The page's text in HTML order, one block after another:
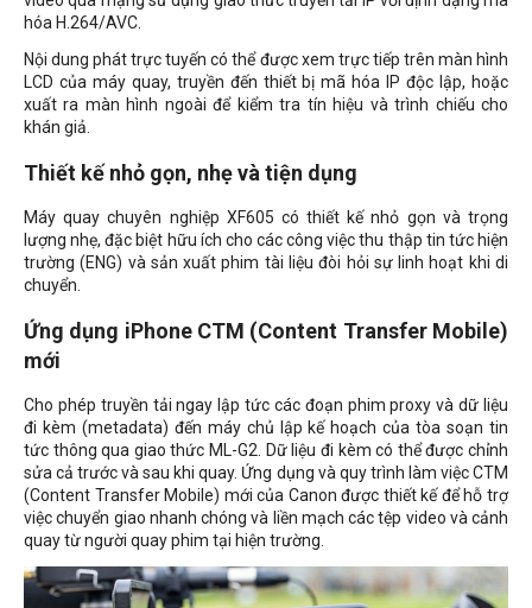
hóa H.264/AVC.
Nội dung phát trực tuyến có thể được xem trực tiếp trên màn hình
LCD của máy quay, truyền đến thiết bị mã hóa IP độc lập, hoặc
xuất ra màn hình ngoài để kiểm tra tín hiệu và trình chiếu cho
khán giả.
Thiết kế nhỏ gọn, nhẹ và tiện dụng
Máy quay chuyên nghiệp XF605 có thiết kế nhỏ gọn và trọng
lượng nhẹ, đặc biệt hữu ích cho các công việc thu thập tin tức hiện
trường (ENG) và sản xuất phim tài liệu đòi hỏi sự linh hoạt khi di
chuyển.
Ứng dụng iPhone CTM (Content Transfer Mobile)
mới
Cho phép truyền tải ngay lập tức các đoạn phim proxy và dữ liệu
đi kèm (metadata) đến máy chủ lập kế hoạch của tòa soạn tin
tức thông qua giao thức ML-G2. Dữ liệu đi kèm có thể được chỉnh
sửa cả trước và sau khi quay. Ứng dụng và quy trình làm việc CTM
(Content Transfer Mobile) mới của Canon được thiết kế để hỗ trợ
việc chuyển giao nhanh chóng và liền mạch các tệp video và cảnh
quay từ người quay phim tại hiện trường.